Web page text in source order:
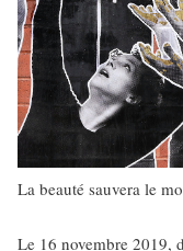
La beauté sauvera le
Le 16 novembre 2019,